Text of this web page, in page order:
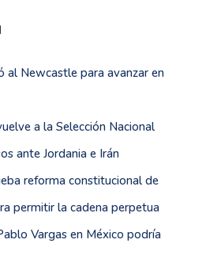
al Newcastle para avanzar en
a la Selección Nacional
ante Jordania e Irán
reforma constitucional de
permitir la cadena perpetua
Vargas en México podría